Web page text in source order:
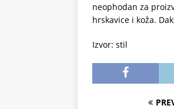
neophodan za
hrskavice i koža.
Izvor: stil